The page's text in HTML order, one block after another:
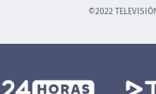
©2022